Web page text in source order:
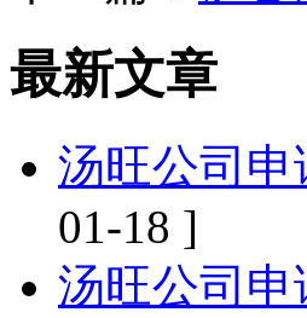
最新文章
汤旺公司
01-18 ]
汤旺公司